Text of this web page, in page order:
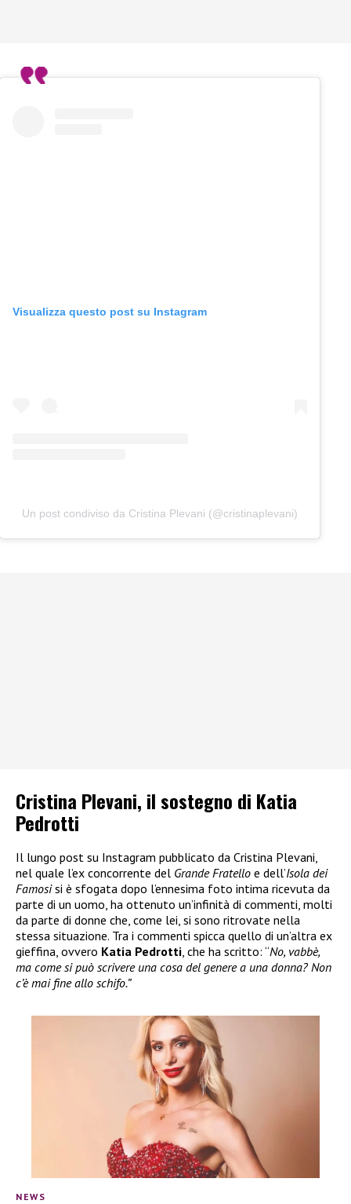
Visualizza questo post su Instagram
Un post condiviso da Cristina Plevani (@cristinaplevani)
Cristina Plevani, il sostegno di Katia
Pedrotti
Il lungo post su Instagram pubblicato da Cristina Plevani,
nel quale l’ex concorrente del Grande Fratello e dell’Isola dei
Famosisi è sfogata dopo l’ennesima foto intima ricevuta da
parte di un uomo, ha ottenuto un’infinità di commenti, molti
da parte di donne che, come lei, si sono ritrovate nella
stessa situazione. Tra i commenti spicca quello di un’altra ex
gieffina, ovvero Katia Pedrotti, che ha scritto: “No, vabbè,
ma come si può scrivere una cosa del genere a una donna? Non
c’è mai fine allo schifo.”
NEWS